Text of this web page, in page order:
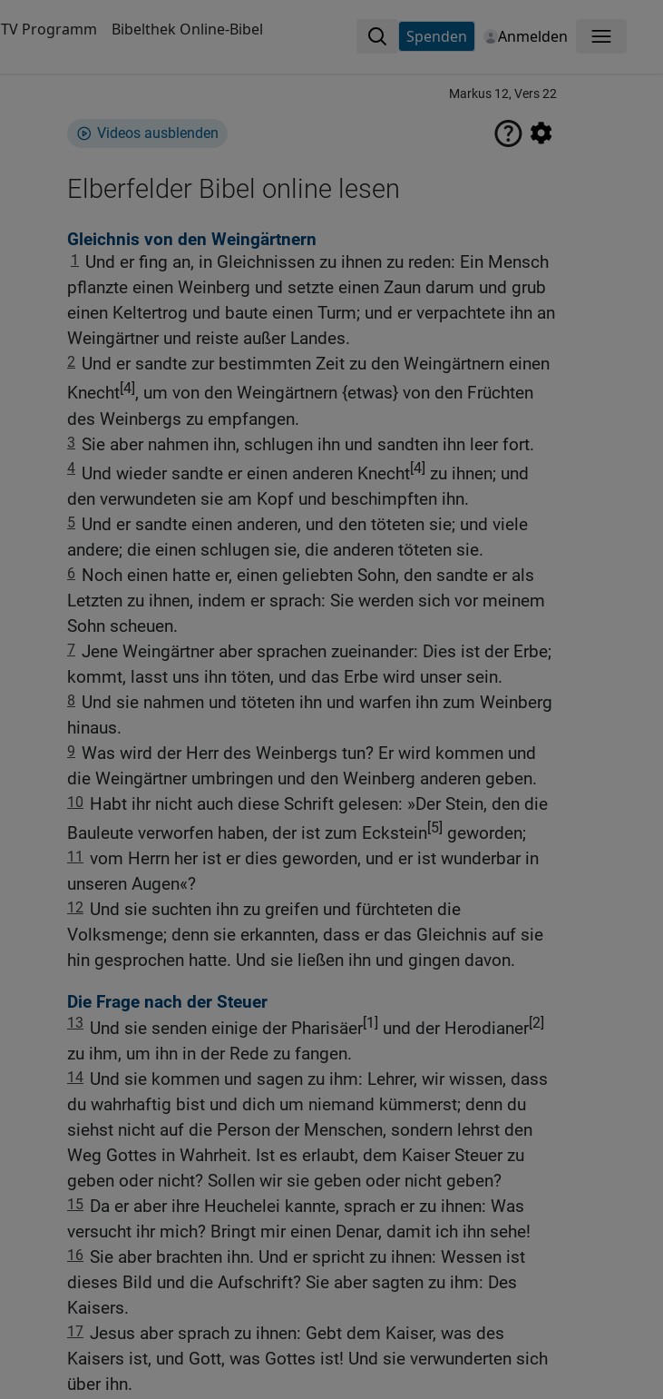
TV Programm Bibelthek Online-Bibel Spenden Anmelden Menü
Markus 12, Vers 22
Videos ausblenden
Elberfelder Bibel online lesen
Gleichnis von den Weingärtnern
1
Und er fing an, in Gleichnissen zu ihnen zu reden: Ein Mensch
pflanzte einen Weinberg und setzte einen Zaun darum und grub
einen Keltertrog und baute einen Turm; und er verpachtete ihn an
Weingärtner und reiste außer Landes.
2 Und er sandte zur bestimmten Zeit zu den Weingärtnern einen
Knecht[4], um von den Weingärtnern {etwas} von den Früchten
des Weinbergs zu empfangen.
3 Sie aber nahmen ihn, schlugen ihn und sandten ihn leer fort.
4 Und wieder sandte er einen anderen Knecht[4] zu ihnen; und
den verwundeten sie am Kopf und beschimpften ihn.
5 Und er sandte einen anderen, und den töteten sie; und viele
andere; die einen schlugen sie, die anderen töteten sie.
6 Noch einen hatte er, einen geliebten Sohn, den sandte er als
Letzten zu ihnen, indem er sprach: Sie werden sich vor meinem
Sohn scheuen.
7 Jene Weingärtner aber sprachen zueinander: Dies ist der Erbe;
kommt, lasst uns ihn töten, und das Erbe wird unser sein.
8 Und sie nahmen und töteten ihn und warfen ihn zum Weinberg
hinaus.
9 Was wird der Herr des Weinbergs tun? Er wird kommen und
die Weingärtner umbringen und den Weinberg anderen geben.
10 Habt ihr nicht auch diese Schrift gelesen: »Der Stein, den die
Bauleute verworfen haben, der ist zum Eckstein[5] geworden;
11 vom Herrn her ist er dies geworden, und er ist wunderbar in
unseren Augen«?
12 Und sie suchten ihn zu greifen und fürchteten die
Volksmenge; denn sie erkannten, dass er das Gleichnis auf sie
hin gesprochen hatte. Und sie ließen ihn und gingen davon.
Die Frage nach der Steuer
13 Und sie senden einige der Pharisäer[1] und der Herodianer[2]
zu ihm, um ihn in der Rede zu fangen.
14 Und sie kommen und sagen zu ihm: Lehrer, wir wissen, dass
du wahrhaftig bist und dich um niemand kümmerst; denn du
siehst nicht auf die Person der Menschen, sondern lehrst den
Weg Gottes in Wahrheit. Ist es erlaubt, dem Kaiser Steuer zu
geben oder nicht? Sollen wir sie geben oder nicht geben?
15 Da er aber ihre Heuchelei kannte, sprach er zu ihnen: Was
versucht ihr mich? Bringt mir einen Denar, damit ich ihn sehe!
16 Sie aber brachten ihn. Und er spricht zu ihnen: Wessen ist
dieses Bild und die Aufschrift? Sie aber sagten zu ihm: Des
Kaisers.
17 Jesus aber sprach zu ihnen: Gebt dem Kaiser, was des
Kaisers ist, und Gott, was Gottes ist! Und sie verwunderten sich
über ihn.